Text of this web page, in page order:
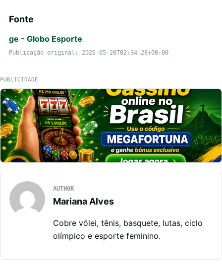
Fonte
ge - Globo Esporte
Publicação original: 2026-05-20T02:34:28+00:00
PUBLICIDADE
AUTHOR
Mariana Alves
Cobre vôlei, tênis, basquete, lutas, ciclo
olímpico e esporte feminino.